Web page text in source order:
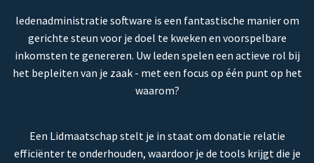
ledenadministratie software is een fantastische manier om
gerichte steun voor je doel te kweken en voorspelbare
inkomsten te genereren. Uw leden spelen een actieve rol bij
het bepleiten van je zaak - met een focus op één punt op het
waarom?
Een Lidmaatschap stelt je in staat om donatie relatie
efficiënter te onderhouden, waardoor je de tools krijgt die je